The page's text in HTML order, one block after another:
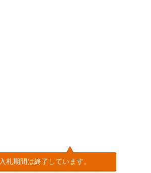
入札期間は終了しています。